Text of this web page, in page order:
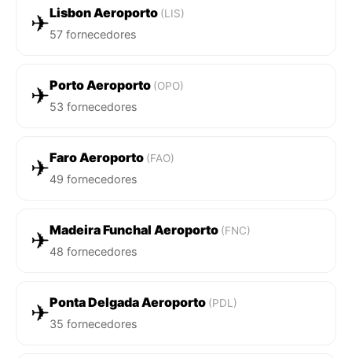
✈Lisbon Aeroporto (LIS)
57 fornecedores
✈Porto Aeroporto (OPO)
53 fornecedores
✈Faro Aeroporto (FAO)
49 fornecedores
✈Madeira Funchal Aeroporto (FNC)
48 fornecedores
✈Ponta Delgada Aeroporto (PDL)
35 fornecedores